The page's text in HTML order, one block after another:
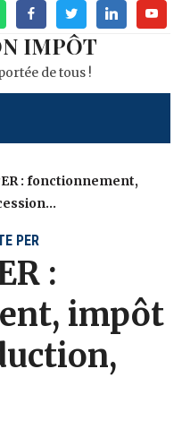
FacebookTwitterLinkedin
IMPÔT
de tous !
: fonctionnement,
PER
:
impôt